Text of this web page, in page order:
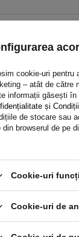
cookie-uri
– atât de către
informații găsești în
și
de stocare sau
din browserul de pe
Cookie-uri
Cookie-uri de